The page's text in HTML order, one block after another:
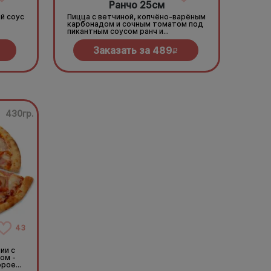
соус
Ранчо 25см
Пицца с ветчиной, копчёно-варёным
карбонадом и сочным томатом под
пикантным соусом ранч и
моцареллой
Заказать за 489R
430гр.
43
с
-